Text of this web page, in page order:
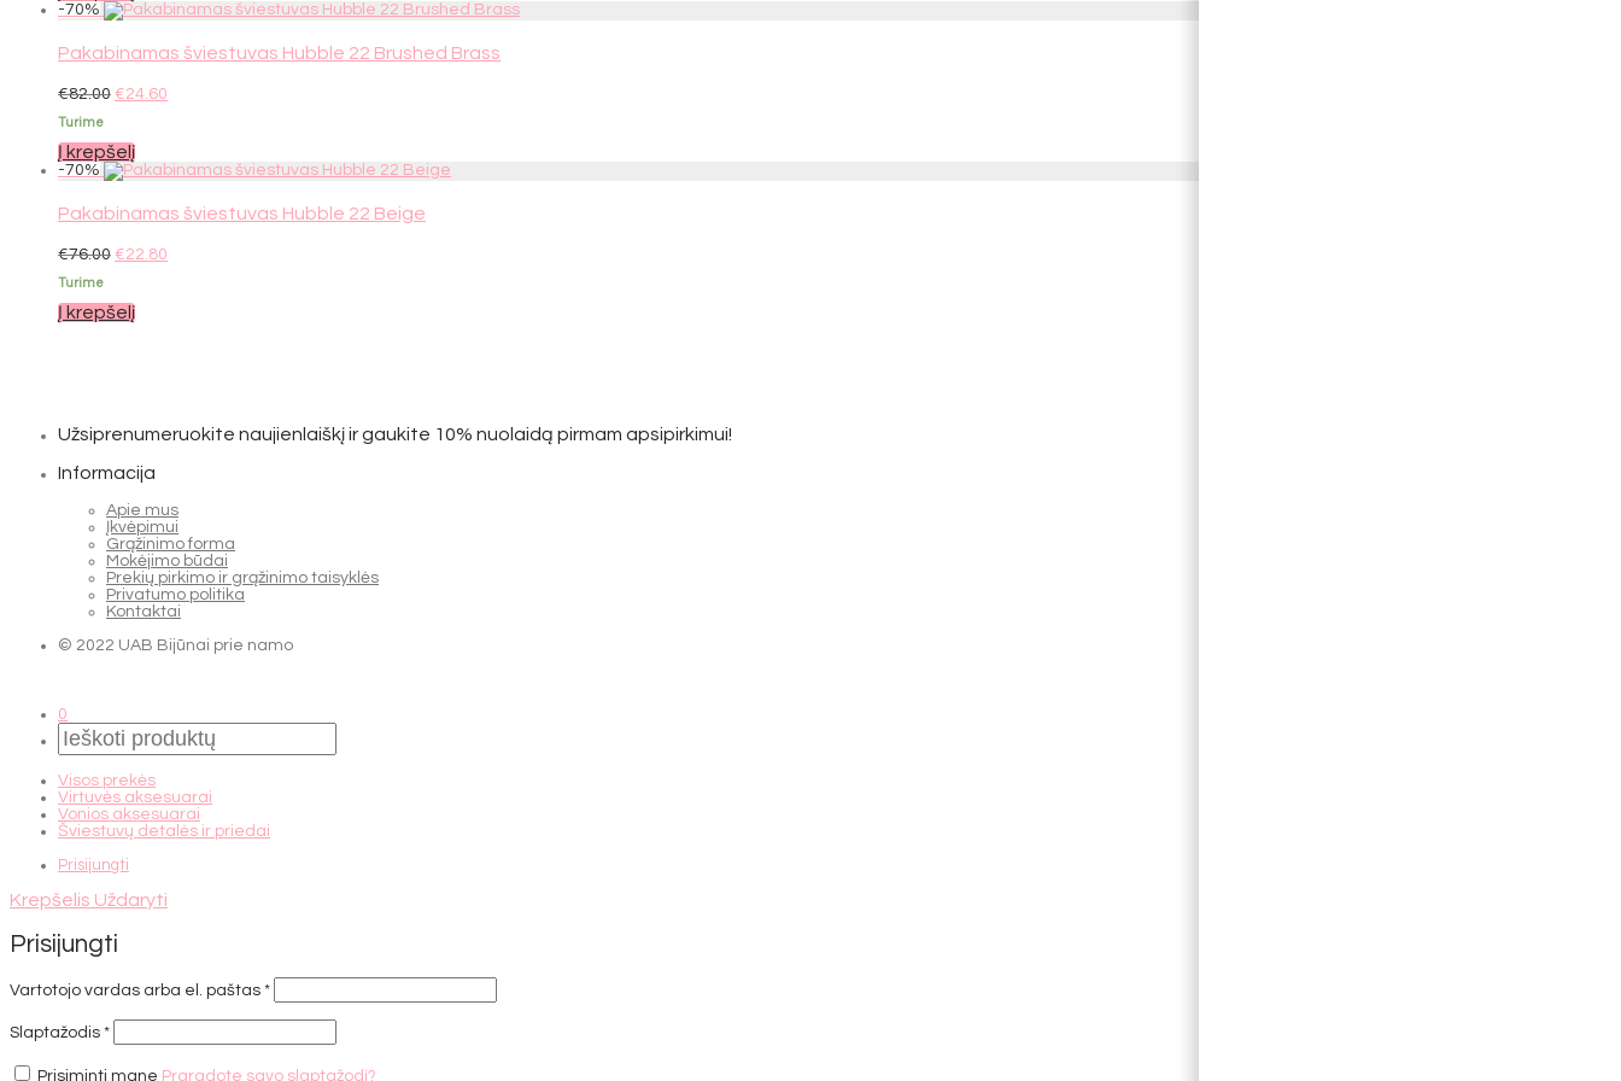
-70%
Pakabinamas šviestuvas Hubble 22 Brushed Brass
€82.00 Original
€82.00.
€24.60
Turime
Į krepšelį
-70%
Pakabinamas šviestuvas Hubble 22 Beige
€76.00 Original
€76.00.
€22.80
Turime
Į krepšelį
Užsiprenumeruokite naujienlaiškį ir gaukite 10% nuolaidą pirmam apsipirkimui!
Informacija
Apie mus
Įkvėpimui
Grąžinimo forma
Mokėjimo būdai
Prekių pirkimo ir grąžinimo taisyklės
Privatumo politika
Kontaktai
© 2022 UAB Bijūnai prie namo
0
Visos prekės
Virtuvės aksesuarai
Vonios aksesuarai
Šviestuvų detalės ir priedai
Prisijungti
Krepšelis Uždaryti
Prisijungti
Vartotojo vardas arba el. paštas *Privalomas
Slaptažodis *Privalomas
Prisiminti mane Praradote savo slaptažodį?